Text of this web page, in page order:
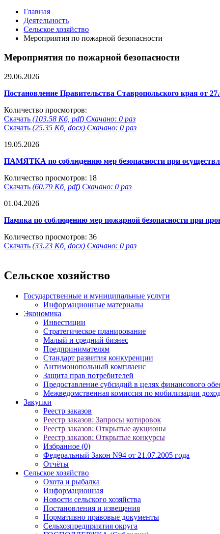
Главная
Деятельность
Сельское хозяйство
Мероприятия по пожарной безопасности
Мероприятия по пожарной безопасности
29.06.2026
Постановление Правительства Ставропольского края от
Количество просмотров:
Скачать (103.58 Кб, pdf) Скачано: 0 раз
Скачать (25.35 Кб, docx) Скачано: 0 раз
19.05.2026
ПАМЯТКА по соблюдению мер безопасности при
Количество просмотров: 18
Скачать (60.79 Кб, pdf) Скачано: 0 раз
01.04.2026
Памяка по соблюдению мер пожарной безопасности при
Количество просмотров: 36
Скачать (33.23 Кб, docx) Скачано: 0 раз
Сельское хозяйство
Государственные и муниципальные услуги
Информационные материалы
Экономика
Инвестиции
Стратегическое планирование
Малый и средний бизнес
Предпринимателям
Стандарт развития конкуренции
Антимонопольный комплаенс
Защита прав потребителей
Предоставление субсидий в целях финансового
Межведомственная комиссия по мобилизации
Закупки
Реестр заказов
Реестр заказов: Запросы котировок
Реестр заказов: Открытые аукционы
Реестр заказов: Открытые конкурсы
Избранное (0)
Федеральный Закон N94 от 21.07.2005 года
Отчёты
Сельское хозяйство
Охота и рыбалка
Информационная
Новости сельского хозяйства
Постановления и извещения
Нормативно правовые документы
Сельхозпредприятия округа